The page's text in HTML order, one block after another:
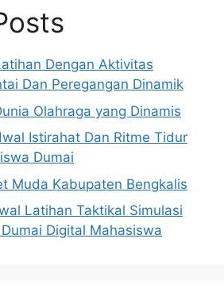
Dengan Aktivitas
Dan Peregangan Dinamik
Olahraga yang Dinamis
Istirahat Dan Ritme Tidur
Dumai
Muda Kabupaten Bengkalis
Latihan Taktikal Simulasi
Digital Mahasiswa